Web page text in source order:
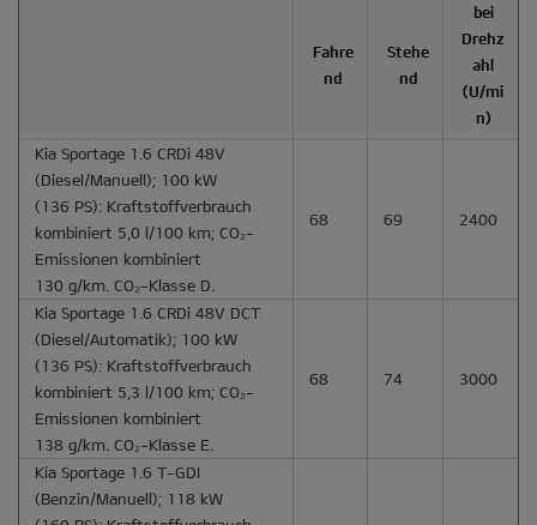
Fahre
nd
Stehe
nd
bei
Drehz
ahl
(U/mi
n)
Kia Sportage 1.6 CRDi 48V
(Diesel/Manuell); 100 kW
(136 PS): Kraftstoffverbrauch
kombiniert 5,0 l/100 km; CO₂-
Emissionen kombiniert
130 g/km. CO₂-Klasse D.
68 69 2400
Kia Sportage 1.6 CRDi 48V DCT
(Diesel/Automatik); 100 kW
(136 PS): Kraftstoffverbrauch
kombiniert 5,3 l/100 km; CO₂-
Emissionen kombiniert
138 g/km. CO₂-Klasse E.
68 74 3000
Kia Sportage 1.6 T-GDI
(Benzin/Manuell); 118 kW